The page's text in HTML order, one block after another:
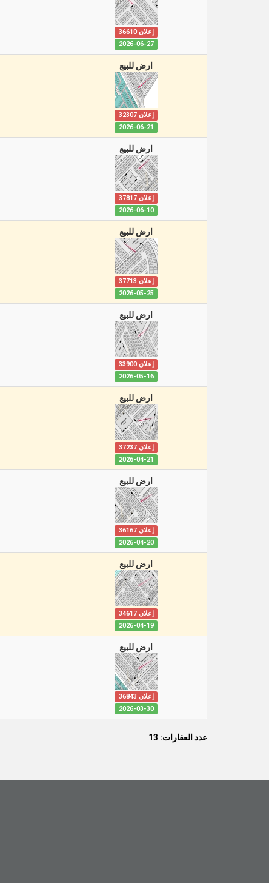
إعلان 36610
2026-06-27
ارض للبيع
إعلان 32307
2026-06-21
ارض للبيع
إعلان 37817
2026-06-10
ارض للبيع
إعلان 37713
2026-05-25
ارض للبيع
إعلان 33900
2026-05-16
ارض للبيع
إعلان 37237
2026-04-21
ارض للبيع
إعلان 36167
2026-04-20
ارض للبيع
إعلان 34617
2026-04-19
ارض للبيع
إعلان 36843
2026-03-30
عدد العقارات: 13